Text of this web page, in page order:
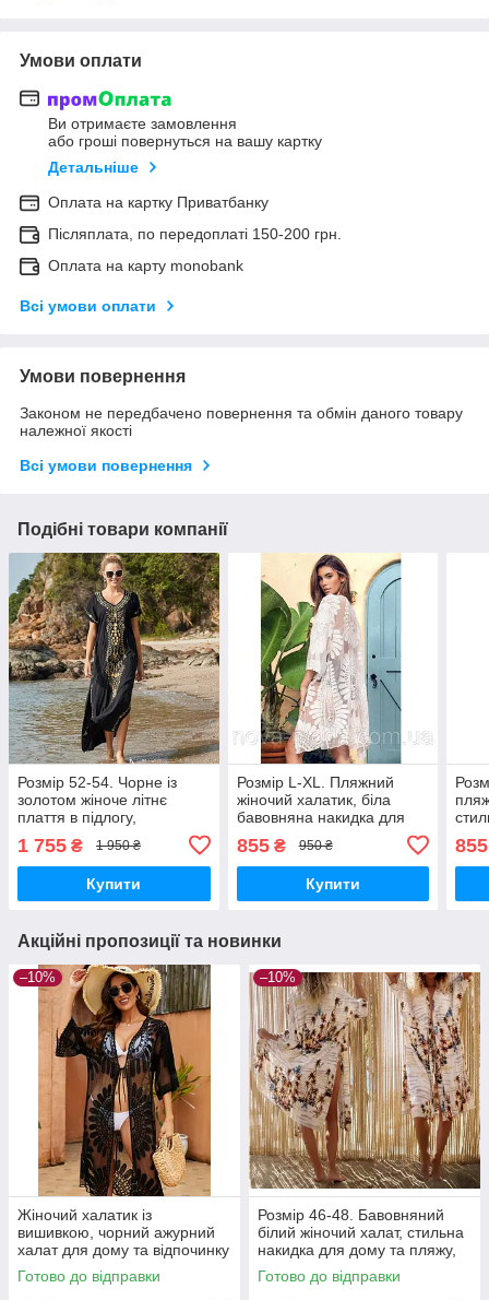
Умови оплати
Ви отримаєте замовлення
або гроші повернуться на вашу картку
Детальніше
Оплата на картку Приватбанку
Післяплата, по передоплаті 150-200 грн.
Оплата на карту monobank
Всі умови оплати
Умови повернення
Законом не передбачено повернення та обмін даного товару
належної якості
Всі умови повернення
Подібні товари компанії
Розмір 52-54. Чорне із
золотом жіноче літнє
плаття в підлогу,
вишивкою
1 755 ₴ 1 950 ₴
Купити
Розмір L-XL. Пляжний
жіночий халатик, біла
бавовняна накидка для
туніка
855₴ 950 ₴
Купити
855
Акційні пропозиції та новинки
–10%
Жіночий халатик із
вишивкою, чорний ажурний
халат для дому та відпочинку
розміри 42-50
Готово до відправки
–10%
Розмір 46-48. Бавовняний
білий жіночий халат, стильна
накидка для дому та пляжу,
пляжна туніка
Готово до відправки